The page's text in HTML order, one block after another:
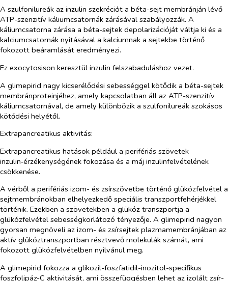
A szulfonilureák az inzulin szekréciót a béta-sejt membránján lévő
ATP-szenzitív káliumcsatornák zárásával szabályozzák. A
káliumcsatorna zárása a béta-sejtek depolarizációját váltja ki és a
kalciumcsatornák nyitásával a kalciumnak a sejtekbe történő
fokozott beáramlását eredményezi.
Ez exocytosison keresztül inzulin felszabaduláshoz vezet.
A glimepirid nagy kicserélődési sebességgel kötődik a béta-sejtek
membránproteinjéhez, amely kapcsolatban áll az ATP-szenzitív
káliumcsatornával, de amely különbözik a szulfonilureák szokásos
kötődési helyétől.
Extrapancreatikus aktivitás:
Extrapancreatikus hatások például a perifériás szövetek
inzulin‑érzékenységének fokozása és a máj inzulinfelvételének
csökkenése.
A vérből a perifériás izom- és zsírszövetbe történő glükózfelvétel a
sejtmembránokban elhelyezkedő speciális transzportfehérjékkel
történik. Ezekben a szövetekben a glükóz transzportja a
glükózfelvétel sebességkorlátozó tényezője. A glimepirid nagyon
gyorsan megnöveli az izom- és zsírsejtek plazmamembránjában az
aktív glükóztranszportban résztvevő molekulák számát, ami
fokozott glükózfelvételben nyilvánul meg.
A glimepirid fokozza a glikozil-foszfatidil-inozitol-specifikus
foszfolipáz-C aktivitását, ami összefüggésben lehet az izolált zsír-